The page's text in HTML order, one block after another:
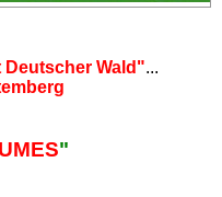
Wald"...
"